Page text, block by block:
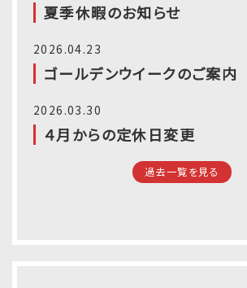
夏季休暇のお知らせ
2026.04.23
ゴールデンウイークのご案内
2026.03.30
４月からの定休日変更
過去一覧を見る